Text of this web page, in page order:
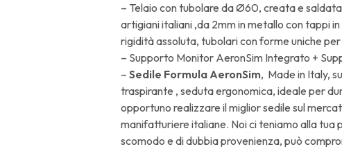
– Telaio con tubolare da Ø60, creata e
artigiani italiani ,da 2mm in metallo con tappi
rigidità assoluta, tubolari con forme uniche per
– Supporto Monitor AeronSim Integrato +
–Sedile Formula AeronSim, Made in Italy,
traspirante , seduta ergonomica, ideale per
opportuno realizzare il miglior sedile sul
manifatturiere italiane. Noi ci teniamo alla tua
scomodo e di dubbia provenienza, può